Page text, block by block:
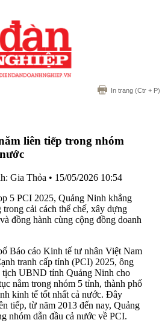
In trang (Ctr + P)
liên tiếp trong nhóm
Gia Thỏa • 15/05/2026 10:54
5 PCI 2025, Quảng Ninh khẳng
cải cách thể chế, xây dựng
đồng hành cùng cộng đồng doanh
Báo cáo Kinh tế tư nhân Việt Nam
tranh cấp tỉnh (PCI) 2025, ông
UBND tỉnh Quảng Ninh cho
nằm trong nhóm 5 tỉnh, thành phố
kinh tế tốt nhất cả nước. Đây
tiếp, từ năm 2013 đến nay, Quảng
nhóm dẫn đầu cả nước về PCI.